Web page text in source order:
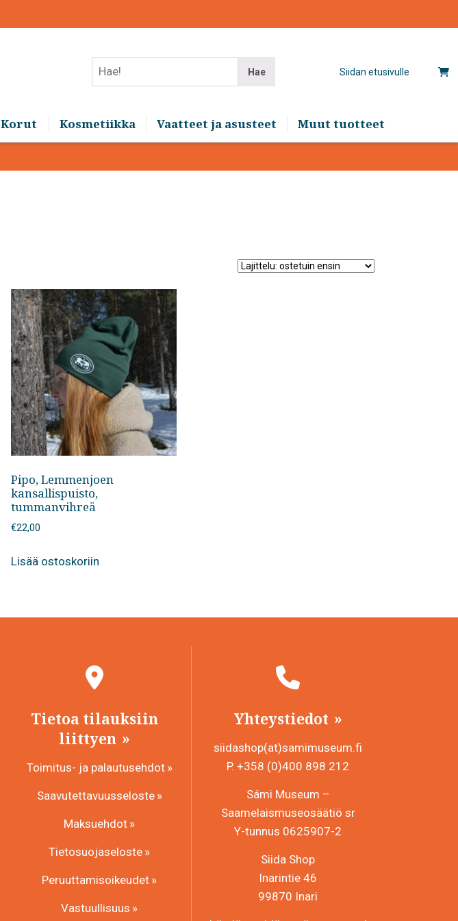
Siidan etusivulle
Hae
Korut Kosmetiikka Vaatteet ja asusteet Muut tuotteet
Pipo, Lemmenjoen
kansallispuisto,
tummanvihreä
€22,00
Lisää ostoskoriin
Tietoa tilauksiin
liittyen
Toimitus- ja palautusehdot
Saavutettavuusseloste
Maksuehdot
Tietosuojaseloste
Peruuttamisoikeudet
Vastuullisuus
Yhteystiedot
siidashop(at)samimuseum.fi
P. +358 (0)400 898 212
Sámi Museum –
Saamelaismuseosäätiö sr
Y-tunnus 0625907-2
Siida Shop
Inarintie 46
99870 Inari